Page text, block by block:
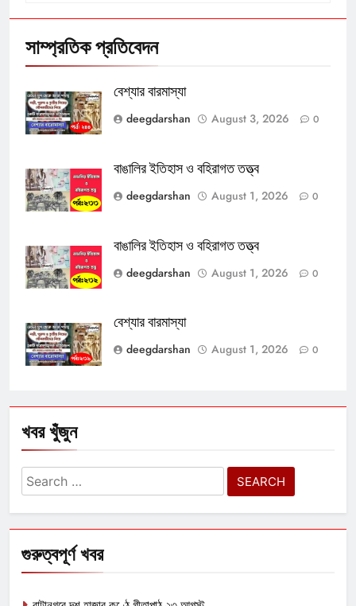
সাম্প্রতিক প্রতিবেদন
বেশ্যার বারমাস্যা
deegdarshan
August 3, 2026 0
বাঙালির ইতিহাস ও বহিরাগত তত্ত্ব
deegdarshan
August 1, 2026 0
বাঙালির ইতিহাস ও বহিরাগত তত্ত্ব
deegdarshan
August 1, 2026 0
বেশ্যার বারমাস্যা
deegdarshan
August 1, 2026 0
খবর খুঁজুন
Search
for:
গুরুত্বপূর্ণ খবর